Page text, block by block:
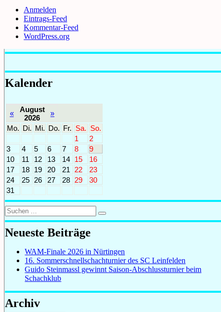
Anmelden
Eintrags-Feed
Kommentar-Feed
WordPress.org
Kalender
«
August
2026
»
Mo. Di. Mi. Do. Fr. Sa. So.
1
2
3
4 5 6 7 8
9
10
11 12 13 14 15
16
17
18 19 20 21 22
23
24
25 26 27 28 29
30
31
Suchen
nach:
Suchen
Neueste Beiträge
WAM-Finale 2026 in Nürtingen
16. Sommerschnellschachturnier des SC Leinfelden
Guido Steinmassl gewinnt Saison-Abschlussturnier beim
Schachklub
Archiv